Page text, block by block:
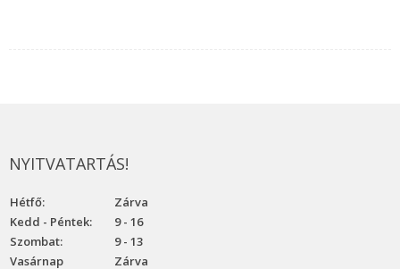
NYITVATARTÁS!
Hétfő:
Zárva
Kedd - Péntek:
9 - 16
Szombat:
9 - 13
Vasárnap
Zárva